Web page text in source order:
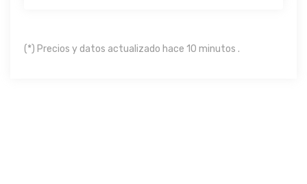
(*) Precios y datos actualizado hace 10 minutos .